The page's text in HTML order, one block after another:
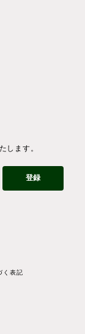
します。
登録
く表記